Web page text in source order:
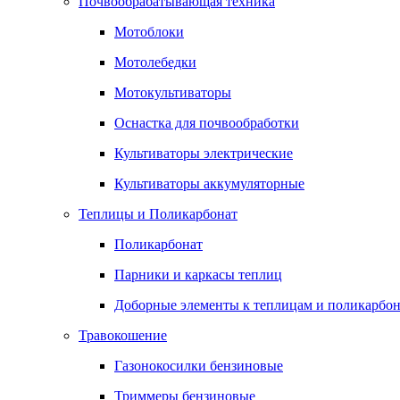
Мотоблоки
Мотолебедки
Мотокультиваторы
Оснастка для почвообработки
Культиваторы электрические
Культиваторы аккумуляторные
Теплицы и Поликарбонат
Поликарбонат
Парники и каркасы теплиц
Доборные элементы к теплицам и
Травокошение
Газонокосилки бензиновые
Триммеры бензиновые